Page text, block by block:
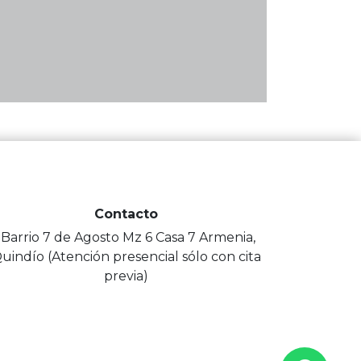
Contacto
7 de Agosto Mz 6 Casa 7 Armenia,
(Atención presencial sólo con cita
previa)